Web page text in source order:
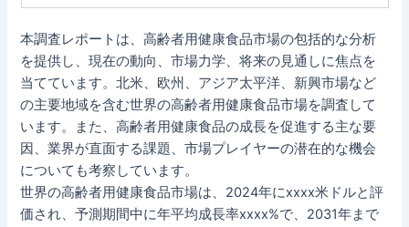
本調査レポートは、高齢者用健康食品市場の包括的な分析
を提供し、現在の動向、市場力学、将来の見通しに焦点を
当てています。北米、欧州、アジア太平洋、新興市場など
の主要地域を含む世界の高齢者用健康食品市場を調査して
います。また、高齢者用健康食品の成長を促進する主な要
因、業界が直面する課題、市場プレイヤーの潜在的な機会
についても考察しています。
世界の高齢者用健康食品市場は、2024年にxxxx米ドルと評
価され、予測期間中に年平均成長率xxxx%で、2031年まで